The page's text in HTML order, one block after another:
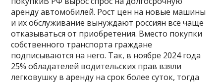
аренду автомобилей. Рост цен на новые машины
и их обслуживание вынуждают россиян всё чаще
отказываться от приобретения. Вместо покупки
собственного транспорта граждане
подписываются на него. Так, в ноябре 2024 года
25% обладателей водительских прав взяли
легковушку в аренду на срок более суток, тогда